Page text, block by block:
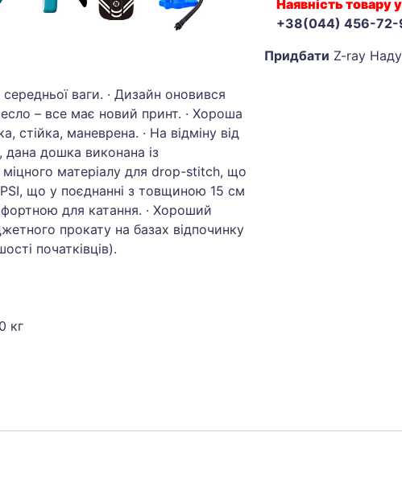
ваги. · Дизайн оновився
– все має новий принт. · Хороша
стійка, маневрена. · На відміну від
дана дошка виконана із
міцного матеріалу для drop-stitch, що
що у поєднанні з товщиною 15 см
для катання. · Хороший
прокату на базах відпочинку
початківців).
кг
Наявність товару
+38(044) 456-
Придбати Z-ray